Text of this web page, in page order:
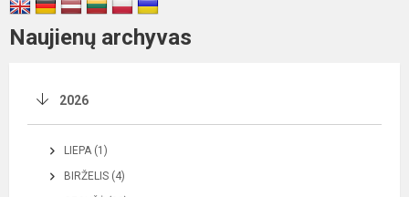
Naujienų archyvas
2026
LIEPA (1)
BIRŽELIS (4)